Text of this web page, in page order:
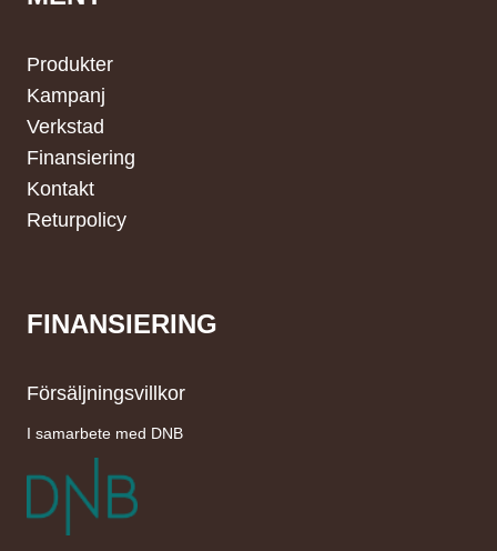
Produkter
Kampanj
Verkstad
Finansiering
Kontakt
Returpolicy
FINANSIERING
Försäljningsvillkor
I samarbete med DNB